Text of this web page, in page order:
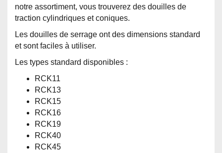
notre assortiment, vous trouverez des douilles de
traction cylindriques et coniques.
Les douilles de serrage ont des dimensions standard
et sont faciles à utiliser.
Les types standard disponibles :
RCK11
RCK13
RCK15
RCK16
RCK19
RCK40
RCK45